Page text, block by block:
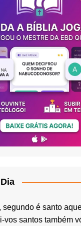
segundo é santo
vos santos também